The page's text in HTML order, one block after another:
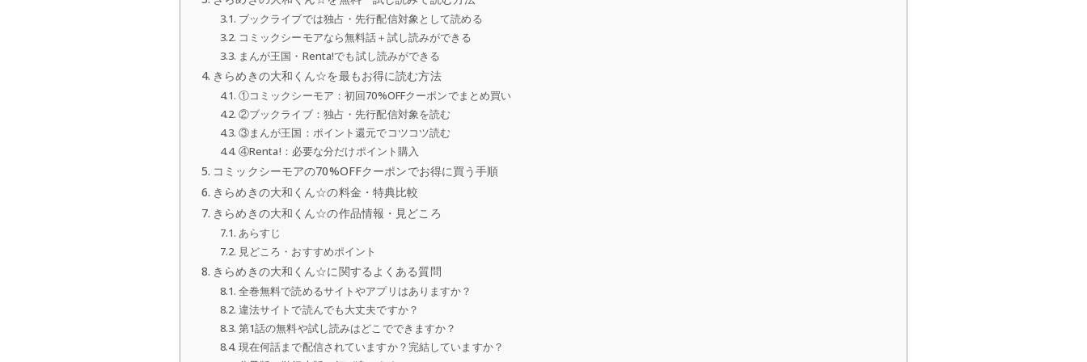
ブックライブでは独占・先行配信対象として読める
コミックシーモアなら無料話＋試し読みができる
まんが王国・Renta!でも試し読みができる
きらめきの大和くん☆を最もお得に読む方法
①コミックシーモア：初回70%OFFクーポンでまとめ買い
②ブックライブ：独占・先行配信対象を読む
③まんが王国：ポイント還元でコツコツ読む
④Renta!：必要な分だけポイント購入
コミックシーモアの70%OFFクーポンでお得に買う手順
きらめきの大和くん☆の料金・特典比較
きらめきの大和くん☆の作品情報・見どころ
あらすじ
見どころ・おすすめポイント
きらめきの大和くん☆に関するよくある質問
全巻無料で読めるサイトやアプリはありますか？
違法サイトで読んでも大丈夫ですか？
第1話の無料や試し読みはどこでできますか？
現在何話まで配信されていますか？完結していますか？